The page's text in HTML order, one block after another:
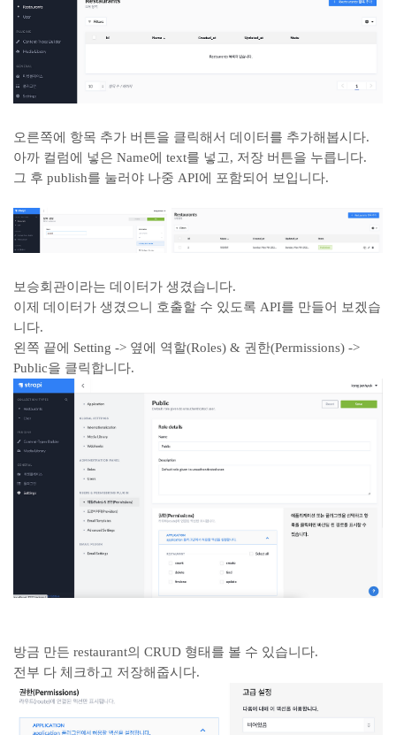
오른쪽에 항목 추가 버튼을 클릭해서 데이터를 추가해봅시다.
아까 컬럼에 넣은 Name에 text를 넣고, 저장 버튼을 누릅니다.
그 후 publish를 눌러야 나중 API에 포함되어 보입니다.
보승회관이라는 데이터가 생겼습니다.
이제 데이터가 생겼으니 호출할 수 있도록 API를 만들어 보겠습
니다.
왼쪽 끝에 Setting -> 옆에 역할(Roles) & 권한(Permissions) ->
Public을 클릭합니다.
방금 만든 restaurant의 CRUD 형태를 볼 수 있습니다.
전부 다 체크하고 저장해줍시다.